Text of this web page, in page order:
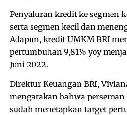
Penyaluran kredit ke segmen
serta segmen kecil dan
Adapun, kredit UMKM BRI
pertumbuhan 9,81% yoy
Juni 2022.
Direktur Keuangan BRI,
mengatakan bahwa
sudah menetapkan target